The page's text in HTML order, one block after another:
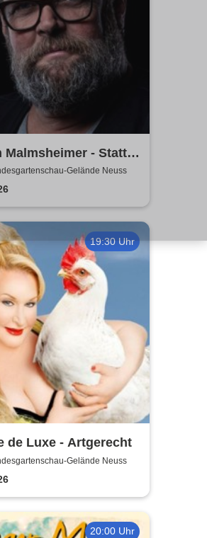
Malmsheimer - Statt
die Welt bewegt,
wohl nur das Meer
Gelände Neuss
19:30 Uhr
de Luxe - Artgerecht
Gelände Neuss
20:00 Uhr